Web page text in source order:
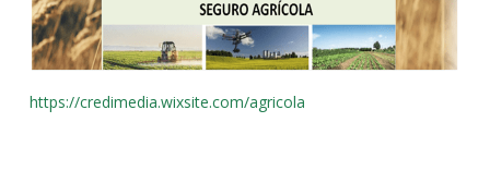
https://credimedia.wixsite.com/agricola